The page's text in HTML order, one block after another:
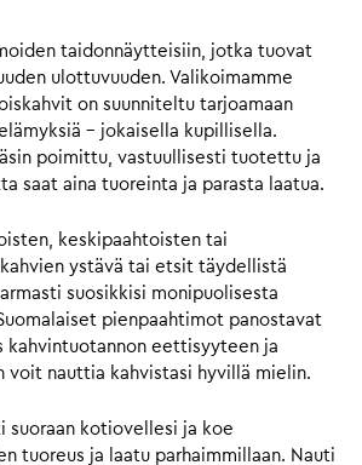
taidonnäytteisiin, jotka tuovat
ulottuvuuden. Valikoimamme
on suunniteltu tarjoamaan
– jokaisella kupillisella.
poimittu, vastuullisesti tuotettu ja
saat aina tuoreinta ja parasta laatua.
keskipaahtoisten tai
ystävä tai etsit täydellistä
suosikkisi monipuolisesta
pienpaahtimot panostavat
kahvintuotannon eettisyyteen ja
voit nauttia kahvistasi hyvillä mielin.
suoraan kotiovellesi ja koe
tuoreus ja laatu parhaimmillaan. Nauti